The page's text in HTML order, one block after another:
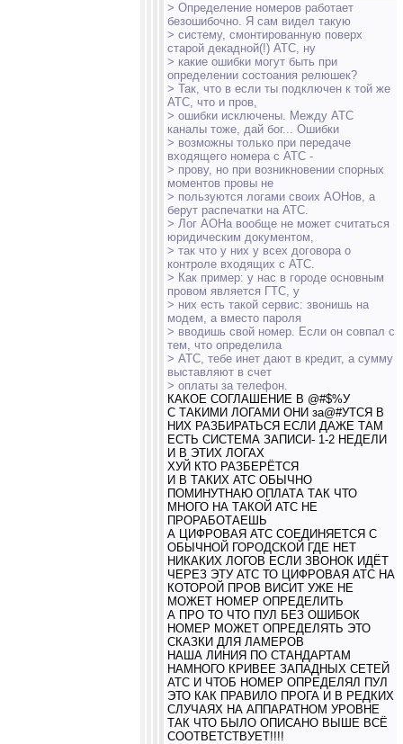
> Определение номеров работает
безошибочно. Я сам видел такую
> систему, смонтированную поверх
старой декадной(!) АТС, ну
> какие ошибки могут быть при
определении состоания релюшек?
> Так, что в если ты подключен к той же
АТС, что и пров,
> ошибки исключены. Между АТС
каналы тоже, дай бог... Ошибки
> возможны только при передаче
входящего номера с АТС -
> прову, но при возникновении спорных
моментов провы не
> пользуются логами своих АОНов, а
берут распечатки на АТС.
> Лог АОНа вообще не может считаться
юридическим документом,
> так что у них у всех договора о
контроле входящих с АТС.
> Как пример: у нас в городе основным
провом является ГТС, у
> них есть такой сервис: звонишь на
модем, а вместо пароля
> вводишь свой номер. Если он совпал с
тем, что определила
> АТС, тебе инет дают в кредит, а сумму
выставляют в счет
> оплаты за телефон.
КАКОЕ СОГЛАШЕНИЕ В @#$%У
С ТАКИМИ ЛОГАМИ ОНИ за@#УТСЯ В
НИХ РАЗБИРАТЬСЯ ЕСЛИ ДАЖЕ ТАМ
ЕСТЬ СИСТЕМА ЗАПИСИ- 1-2 НЕДЕЛИ
И В ЭТИХ ЛОГАХ
ХУЙ КТО РАЗБЕРЁТСЯ
И В ТАКИХ АТС ОБЫЧНО
ПОМИНУТНАЮ ОПЛАТА ТАК ЧТО
МНОГО НА ТАКОЙ АТС НЕ
ПРОРАБОТАЕШЬ
А ЦИФРОВАЯ АТС СОЕДИНЯЕТСЯ С
ОБЫЧНОЙ ГОРОДСКОЙ ГДЕ НЕТ
НИКАКИХ ЛОГОВ ЕСЛИ ЗВОНОК ИДЁТ
ЧЕРЕЗ ЭТУ АТС ТО ЦИФРОВАЯ АТС НА
КОТОРОЙ ПРОВ ВИСИТ УЖЕ НЕ
МОЖЕТ НОМЕР ОПРЕДЕЛИТЬ
А ПРО ТО ЧТО ПУЛ БЕЗ ОШИБОК
НОМЕР МОЖЕТ ОПРЕДЕЛЯТЬ ЭТО
СКАЗКИ ДЛЯ ЛАМЕРОВ
НАША ЛИНИЯ ПО СТАНДАРТАМ
НАМНОГО КРИВЕЕ ЗАПАДНЫХ СЕТЕЙ
АТС И ЧТОБ НОМЕР ОПРЕДЕЛЯЛ ПУЛ
ЭТО КАК ПРАВИЛО ПРОГА И В РЕДКИХ
СЛУЧАЯХ НА АППАРАТНОМ УРОВНЕ
ТАК ЧТО БЫЛО ОПИСАНО ВЫШЕ ВСЁ
СООТВЕТСТВУЕТ!!!!